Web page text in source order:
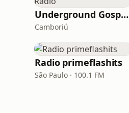
Underground Gospel Radio
Camboriú
Radio primeflashits
São Paulo · 100.1 FM